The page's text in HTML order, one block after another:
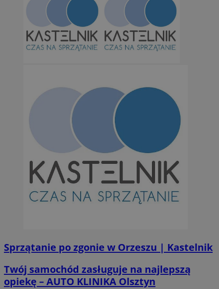
Sprzątanie po zgonie w Orzeszu | Kastelnik
Twój samochód zasługuje na najlepszą
opiekę – AUTO KLINIKA Olsztyn